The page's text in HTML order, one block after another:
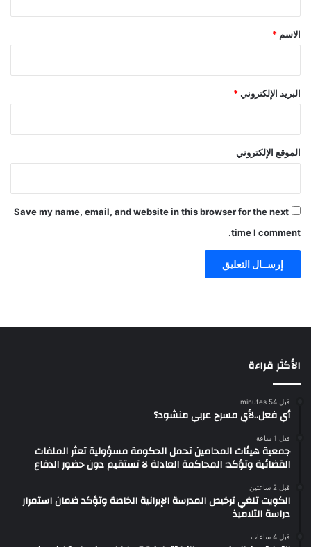
*
الاسم *
البريد الإلكتروني*
الموقع الإلكتروني
Save my name, email, and website in this browser for the next
time I comment.
الأكثر قراءة
قبل 54 minutes
أي فعل..لأي مسرح عربي منشود؟
قبل 1 ساعة
جمعية هيئات المحامين تحمل الحكومة مسؤولية تعثر الملفات
القضائية وتؤكد: المحاكمة العادلة لا تستقيم دون حضور الدفاع
قبل 2 ساعتين
الكويت تلغي ترخيص المدرسة الإيرانية الخاصة وتؤكد ضمان استمرار
دراسة التلاميذ
قبل 4 ساعات